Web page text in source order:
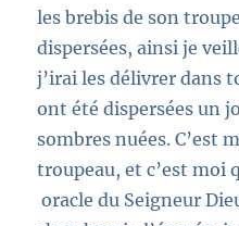
les brebis de son
dispersées, ainsi je
j’irai les délivrer dans
ont été dispersées un
sombres nuées. C’est
troupeau, et c’est moi
oracle du Seigneur